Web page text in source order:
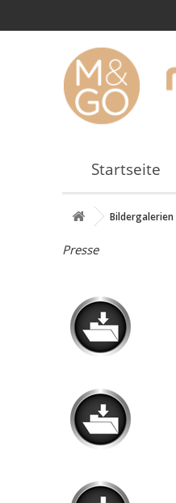
Startseite
Bildergalerien
Presse